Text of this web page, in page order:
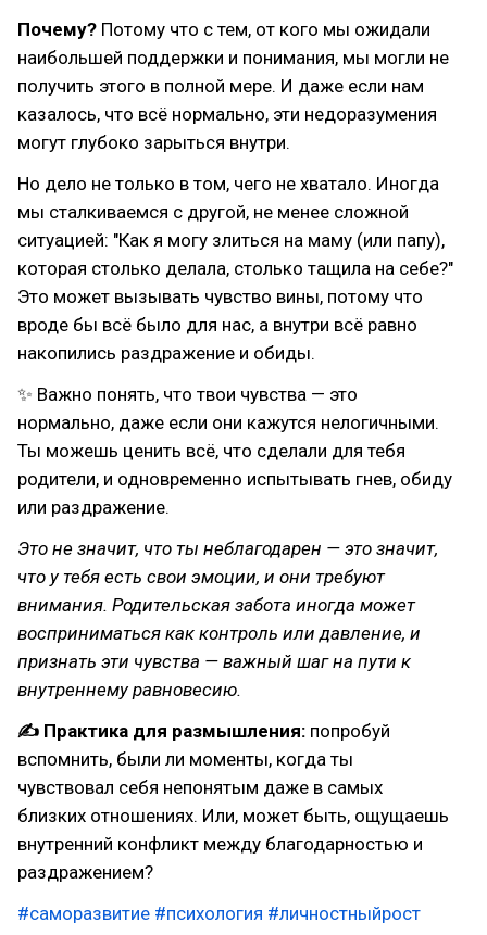
Почему? Потому что с тем, от кого мы ожидали
наибольшей поддержки и понимания, мы могли не
получить этого в полной мере. И даже если нам
казалось, что всё нормально, эти недоразумения
могут глубоко зарыться внутри.
Но дело не только в том, чего не хватало. Иногда
мы сталкиваемся с другой, не менее сложной
ситуацией: "Как я могу злиться на маму (или папу),
которая столько делала, столько тащила на себе?"
Это может вызывать чувство вины, потому что
вроде бы всё было для нас, а внутри всё равно
накопились раздражение и обиды.
✨ Важно понять, что твои чувства — это
нормально, даже если они кажутся нелогичными.
Ты можешь ценить всё, что сделали для тебя
родители, и одновременно испытывать гнев, обиду
или раздражение.
Это не значит, что ты неблагодарен — это значит,
что у тебя есть свои эмоции, и они требуют
внимания. Родительская забота иногда может
восприниматься как контроль или давление, и
признать эти чувства — важный шаг на пути к
внутреннему равновесию.
✍ Практика для размышления: попробуй
вспомнить, были ли моменты, когда ты
чувствовал себя непонятым даже в самых
близких отношениях. Или, может быть, ощущаешь
внутренний конфликт между благодарностью и
раздражением?
#саморазвитие #психология #личностныйрост